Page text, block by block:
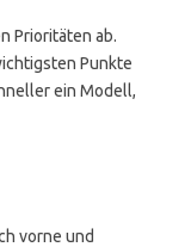
Prioritäten ab.
Punkte
ein Modell,
vorne und